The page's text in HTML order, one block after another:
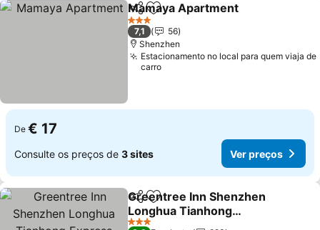
PartilharAdicionar aos favoritos
Mamaya Apartment
3 Estrelas
7,1
56
Shenzhen
Estacionamento no local para quem viaja de
carro
De € 17
Consulte os preços de 3 sites Ver preços
PartilharAdicionar aos favoritos
Greentree Inn Shenzhen
Longhua Tianhong
Express Hotel
3 Estrelas